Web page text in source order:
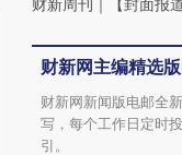
财新周刊 ｜ 【封面报
财新网主编精选
财新网新闻版电邮全
写，每个工作日定时
引。